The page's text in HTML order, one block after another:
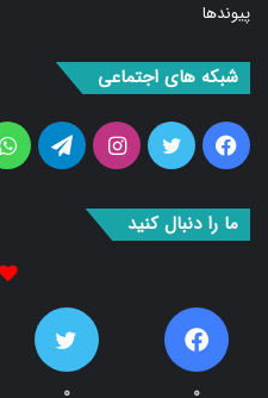
پیوندها
شبکه های اجتماعی
فیس
توییتر اینستاگرامتلگرام
ما را دنبال کنید
۰ ۰